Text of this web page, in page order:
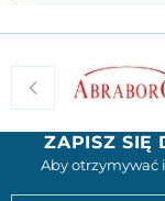
ZAPISZ SIĘ
Aby otrzymywać